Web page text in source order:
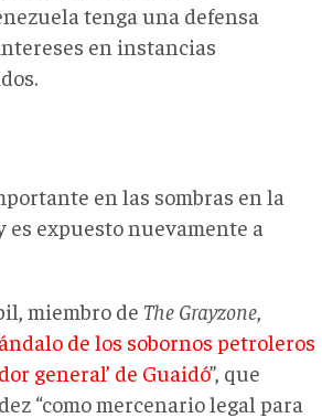
tenga una defensa
en instancias
en las sombras en la
expuesto nuevamente a
miembro de The Grayzone,
de los sobornos petroleros
general’ de Guaidó”, que
“como mercenario legal para